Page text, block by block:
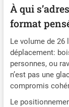
À qui
format
Le volume de 26
déplacement:
personnes, ou
n’est pas une
compromis
Le